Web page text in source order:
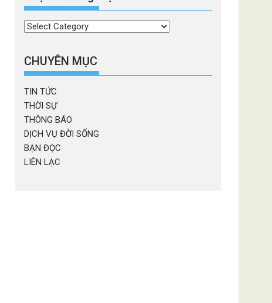
Chọn
mục
CHUYÊN MỤC
TIN TỨC
THỜI SỰ
THÔNG BÁO
DỊCH VỤ ĐỜI SỐNG
BẠN ĐỌC
LIÊN LẠC